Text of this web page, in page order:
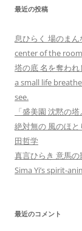
最近の投稿
息ひらく 場のま
center of the
塔の底 名を奪わ
a small life
see.
「盛美園 沈黙の
絶対無の 風のほ
田哲学
真言ひらき 意馬
Sima Yi’s spirit-
最近のコメント